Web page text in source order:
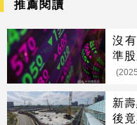
推薦閱讀
沒
準
新
後